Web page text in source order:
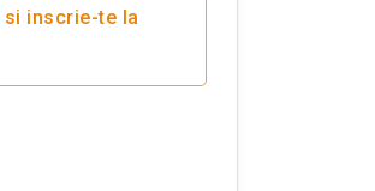
si inscrie-te la